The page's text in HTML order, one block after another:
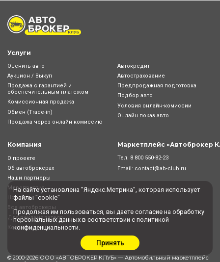
На сайте установлена "Яндекс.Метрика", которая использует
файлы "cookie"
Продолжая им пользоваться, вы даете согласие на обработку
персональных данных в соответствии с политикой
конфиденциальности.
Принять
Услуги
Оценить авто
Аукцион / Выкуп
Продажа с гарантией и
обеспечительным платежом
Комиссионная продажа
Обмен (Trade-in)
Продажа через онлайн комиссию
Автокредит
Автострахование
Предпродажная подготовка
Подбор авто
Условия онлайн-комиcсии
Онлайн показ авто
Компания
О проекте
Об автоброкерах
Наши партнеры
Мероприятия
Новости
Все автоброкеры
Для рекламодателя
Контакты
Маркетплейс «Автоброкер
Тел. 8 800 550-82-23
Email: contact@ab-club.ru
© 2000-2026 ООО «АВТОБРОКЕР КЛУБ» — Автомобильный маркетплейс